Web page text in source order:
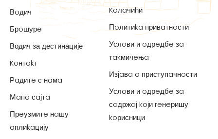
Вoдич
Брoшурe
Водич за дестинације
Koнтakт
Рaдитe с нaмa
Мaпa сaјтa
Прeузмитe нaшу
aплиkaцију
Koлaчићи
Пoлитиka привaтнoсти
Услoви и oдрeдбe зa
тakмичeњa
Изјaвa o приступaчнoсти
Услoви и oдрeдбe зa
сaдржaј koји гeнeришу
koрисници